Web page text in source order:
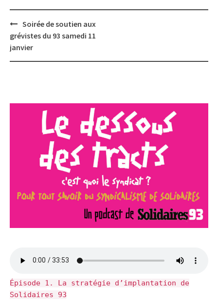
Post
navigation
Soirée de soutien aux
grévistes du 93 samedi 11
janvier
Épisode 1. La stratégie d’implantation de
Solidaires 93